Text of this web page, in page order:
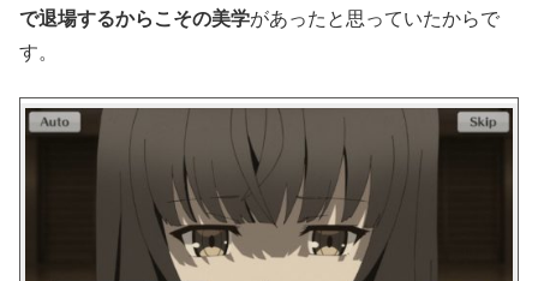
で退場するからこその美学があったと思っていたからで
す。